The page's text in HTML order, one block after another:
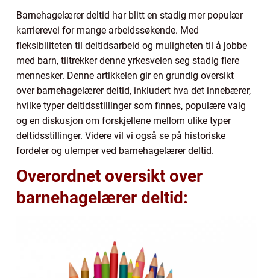
Barnehagelærer deltid har blitt en stadig mer populær
karrierevei for mange arbeidssøkende. Med
fleksibiliteten til deltidsarbeid og muligheten til å jobbe
med barn, tiltrekker denne yrkesveien seg stadig flere
mennesker. Denne artikkelen gir en grundig oversikt
over barnehagelærer deltid, inkludert hva det innebærer,
hvilke typer deltidsstillinger som finnes, populære valg
og en diskusjon om forskjellene mellom ulike typer
deltidsstillinger. Videre vil vi også se på historiske
fordeler og ulemper ved barnehagelærer deltid.
Overordnet oversikt over
barnehagelærer deltid: